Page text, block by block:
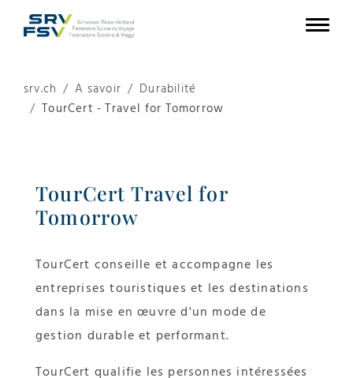
srv.ch A savoir
Durabilité
TourCert - Travel for Tomorrow
TourCert Travel for
Tomorrow
TourCert conseille et accompagne les
entreprises touristiques et les destinations
dans la mise en œuvre d'un mode de
gestion durable et performant.
TourCert qualifie les personnes intéressées